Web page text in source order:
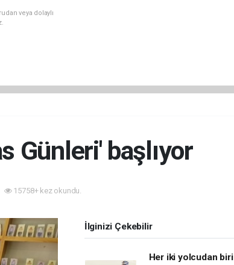
veya dolaylı
Günleri' başlıyor
15758+ kez okundu.
İlginizi Çekebilir
Her iki yolcudan biri